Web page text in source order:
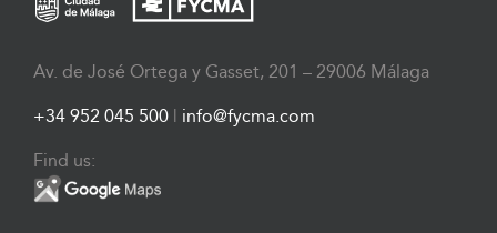
Av. de José Ortega y Gasset, 201 – 29006 Málaga
+34 952 045 500 | info@fycma.com
Find us: